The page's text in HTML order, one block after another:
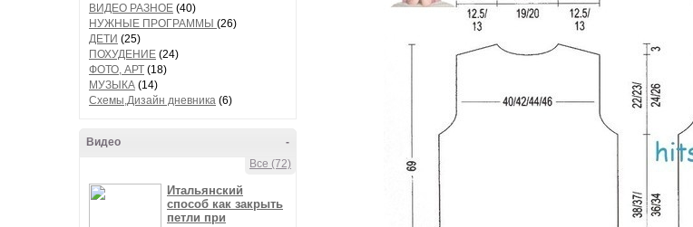
ВИДЕО РАЗНОЕ (40)
НУЖНЫЕ ПРОГРАММЫ (26)
ДЕТИ (25)
ПОХУДЕНИЕ (24)
ФОТО, АРТ (18)
МУЗЫКА (14)
Схемы,Дизайн дневника (6)
-
Видео
Все (72)
Итальянский
способ как закрыть
петли при